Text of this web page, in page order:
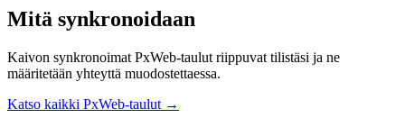
Mitä synkronoidaan
Kaivon synkronoimat PxWeb-taulut riippuvat tilistäsi ja ne
määritetään yhteyttä muodostettaessa.
Katso kaikki PxWeb-taulut →